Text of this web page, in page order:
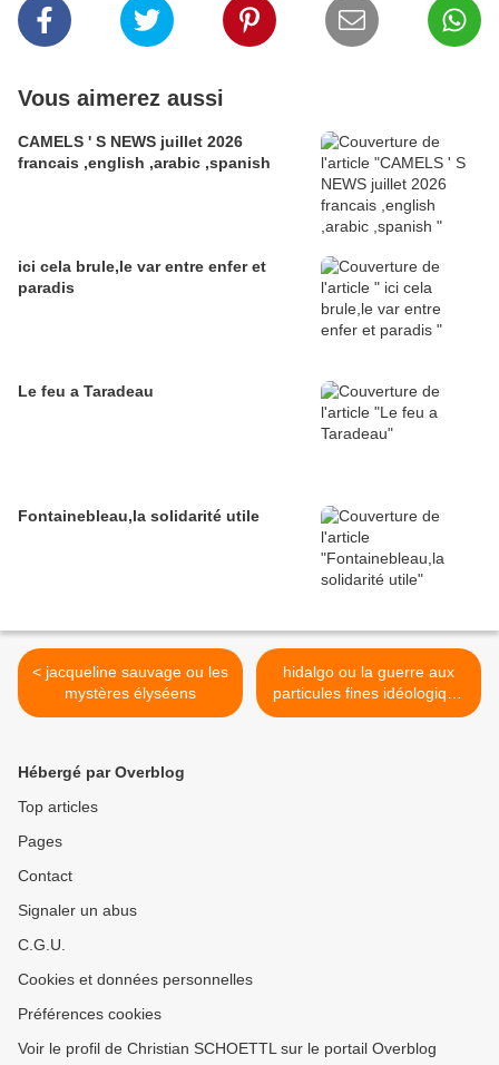
Vous aimerez aussi
CAMELS ' S NEWS juillet 2026
francais ,english ,arabic ,spanish
ici cela brule,le var entre enfer et
paradis
Le feu a Taradeau
Fontainebleau,la solidarité utile
< jacqueline sauvage ou les
mystères élyséens
hidalgo ou la guerre aux
particules fines idéologique
>
Hébergé par Overblog
Top articles
Pages
Contact
Signaler un abus
C.G.U.
Cookies et données personnelles
Préférences cookies
Voir le profil de Christian SCHOETTL sur le portail Overblog